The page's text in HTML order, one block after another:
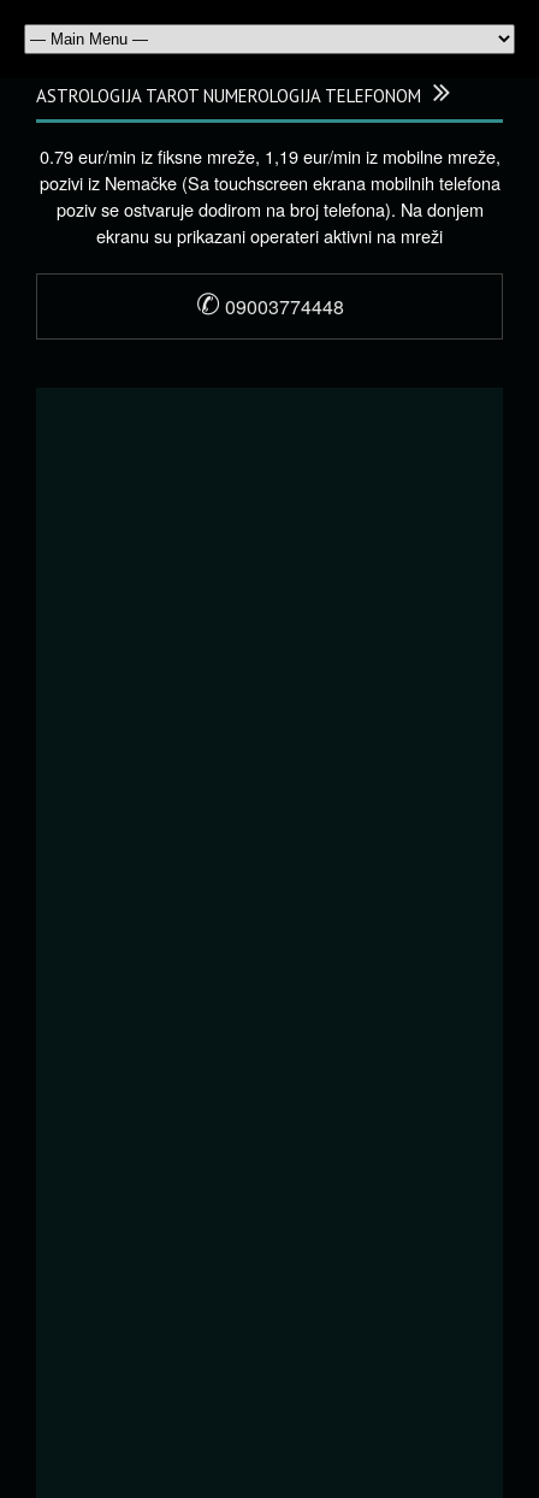
ASTROLOGIJA TAROT NUMEROLOGIJA TELEFONOM
0.79 eur/min iz fiksne mreže, 1,19 eur/min iz mobilne mreže,
pozivi iz Nemačke (Sa touchscreen ekrana mobilnih telefona
poziv se ostvaruje dodirom na broj telefona). Na donjem
ekranu su prikazani operateri aktivni na mreži
✆ 09003774448